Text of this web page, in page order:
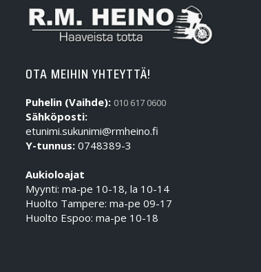
OTA MEIHIN YHTEYTTÄ!
Puhelin (Vaihde): 010 617 0600
Sähköposti:
etunimi.sukunimi@rmheino.fi
Y-tunnus: 0748389-3
Aukioloajat
Myynti: ma-pe 10-18, la 10-14
Huolto Tampere: ma-pe 09-17
Huolto Espoo: ma-pe 10-18